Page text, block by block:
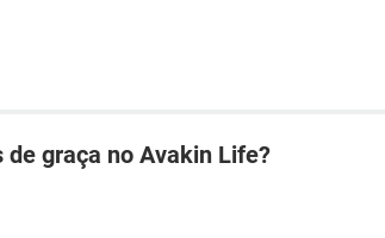
graça no Avakin Life?